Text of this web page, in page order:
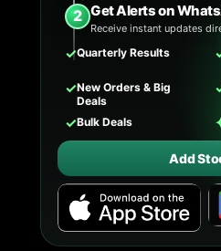
2 Get Alerts on
Receive instant updates
✓Quarterly Results
✓New Orders & Big
Deals
✓Bulk Deals
Add